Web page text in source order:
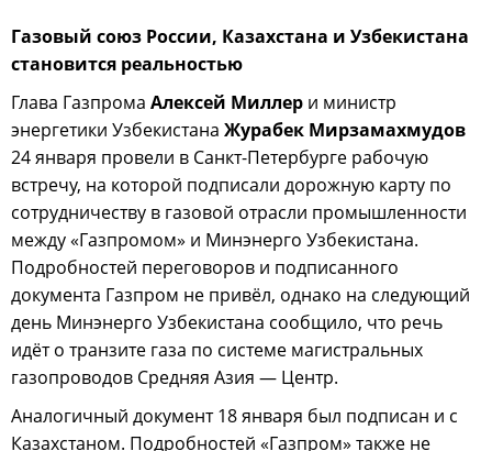
Газовый союз России, Казахстана и Узбекистана
становится реальностью
Глава Газпрома Алексей Миллер и министр
энергетики Узбекистана Журабек Мирзамахмудов
24 января провели в Санкт-Петербурге рабочую
встречу, на которой подписали дорожную карту по
сотрудничеству в газовой отрасли промышленности
между «Газпромом» и Минэнерго Узбекистана.
Подробностей переговоров и подписанного
документа Газпром не привёл, однако на следующий
день Минэнерго Узбекистана сообщило, что речь
идёт о транзите газа по системе магистральных
газопроводов Средняя Азия — Центр.
Аналогичный документ 18 января был подписан и с
Казахстаном. Подробностей «Газпром» также не